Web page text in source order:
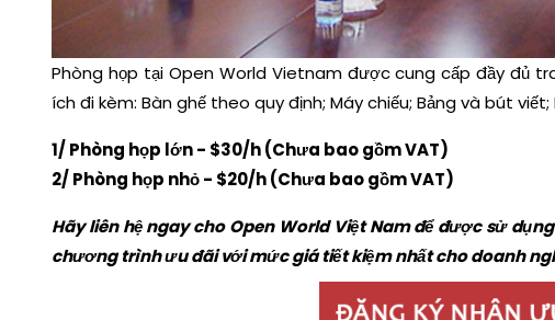
Phòng họp tại Open World Vietnam được cung cấp đầy đủ
ích đi kèm: Bàn ghế theo quy định; Máy chiếu; Bảng và bút
1/ Phòng họp lớn - $30/h (Chưa bao gồm VAT)
2/ Phòng họp nhỏ - $20/h (Chưa bao gồm VAT)
Hãy liên hệ ngay cho Open World Việt Nam để được sử
chương trình ưu đãi với mức giá tiết kiệm nhất cho doanh